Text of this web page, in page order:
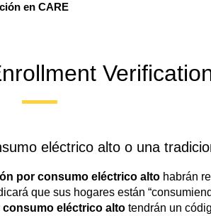
en CARE
eléctrico alto o una
por consumo eléctrico altohabrán
que sus hogares están
eléctrico altotendrán un